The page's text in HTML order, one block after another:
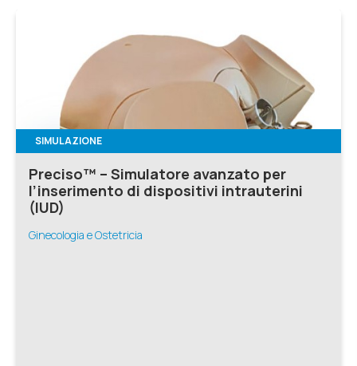
SIMULAZIONE
Preciso™ – Simulatore avanzato per
l’inserimento di dispositivi intrauterini
(IUD)
Ginecologia e Ostetricia